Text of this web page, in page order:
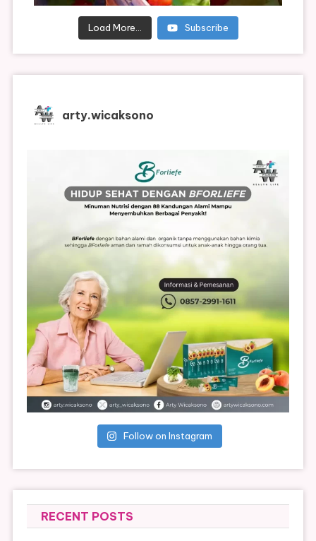
Load More... Subscribe
arty.wicaksono
Follow on Instagram
RECENT POSTS